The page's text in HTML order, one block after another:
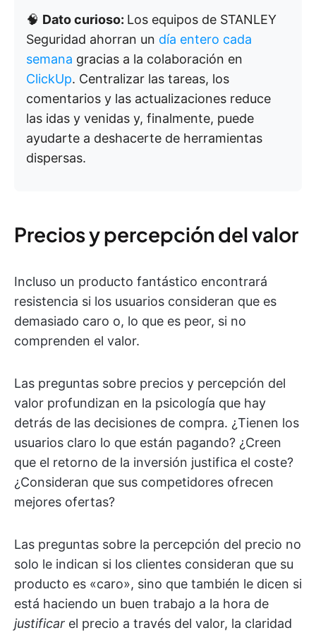
🧠 Dato curioso: Los equipos de STANLEY
Seguridad ahorran un día entero cada
semana gracias a la colaboración en
ClickUp. Centralizar las tareas, los
comentarios y las actualizaciones reduce
las idas y venidas y, finalmente, puede
ayudarte a deshacerte de herramientas
dispersas.
Precios y percepción del valor
Incluso un producto fantástico encontrará
resistencia si los usuarios consideran que es
demasiado caro o, lo que es peor, si no
comprenden el valor.
Las preguntas sobre precios y percepción del
valor profundizan en la psicología que hay
detrás de las decisiones de compra. ¿Tienen los
usuarios claro lo que están pagando? ¿Creen
que el retorno de la inversión justifica el coste?
¿Consideran que sus competidores ofrecen
mejores ofertas?
Las preguntas sobre la percepción del precio no
solo le indican si los clientes consideran que su
producto es «caro», sino que también le dicen si
está haciendo un buen trabajo a la hora de
justificar el precio a través del valor, la claridad